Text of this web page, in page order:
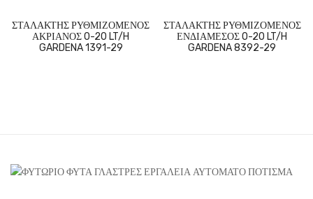
ΣΤΑΛΑΚΤΗΣ ΡΥΘΜΙΖΟΜΕΝΟΣ
ΑΚΡΙΑΝΟΣ 0-20 LT/H
GARDENA 1391-29
ΣΤΑΛΑΚΤΗΣ ΡΥΘΜΙΖΟΜΕΝΟΣ
ΕΝΔΙΑΜΕΣΟΣ 0-20 LT/H
GARDENA 8392-29